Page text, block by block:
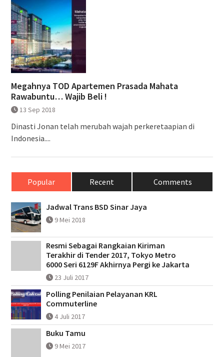
Megahnya TOD Apartemen Prasada Mahata
Rawabuntu… Wajib Beli !
13 Sep 2018
Dinasti Jonan telah merubah wajah perkeretaapian di
Indonesia....
Popular Recent Comments
Jadwal Trans BSD Sinar Jaya
9 Mei 2018
Resmi Sebagai Rangkaian Kiriman
Terakhir di Tender 2017, Tokyo Metro
6000 Seri 6129F Akhirnya Pergi ke Jakarta
23 Juli 2017
Polling Penilaian Pelayanan KRL
Commuterline
4 Juli 2017
Buku Tamu
9 Mei 2017